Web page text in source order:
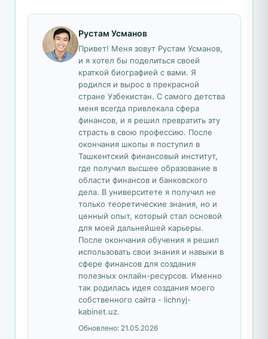
Рустам Усманов
Привет! Меня зовут Рустам Усманов,
и я хотел бы поделиться своей
краткой биографией с вами. Я
родился и вырос в прекрасной
стране Узбекистан. С самого детства
меня всегда привлекала сфера
финансов, и я решил превратить эту
страсть в свою профессию. После
окончания школы я поступил в
Ташкентский финансовый институт,
где получил высшее образование в
области финансов и банковского
дела. В университете я получил не
только теоретические знания, но и
ценный опыт, который стал основой
для моей дальнейшей карьеры.
После окончания обучения я решил
использовать свои знания и навыки в
сфере финансов для создания
полезных онлайн-ресурсов. Именно
так родилась идея создания моего
собственного сайта - lichnyj-
kabinet.uz.
Обновлено: 21.05.2026